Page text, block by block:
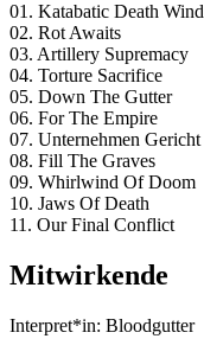
01. Katabatic Death Wind
02. Rot Awaits
03. Artillery Supremacy
04. Torture Sacrifice
05. Down The Gutter
06. For The Empire
07. Unternehmen Gericht
08. Fill The Graves
09. Whirlwind Of Doom
10. Jaws Of Death
11. Our Final Conflict
Mitwirkende
Interpret*in: Bloodgutter